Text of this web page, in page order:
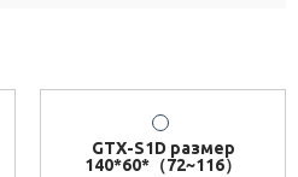
GTX-S1D размер
140*60*（72~116）